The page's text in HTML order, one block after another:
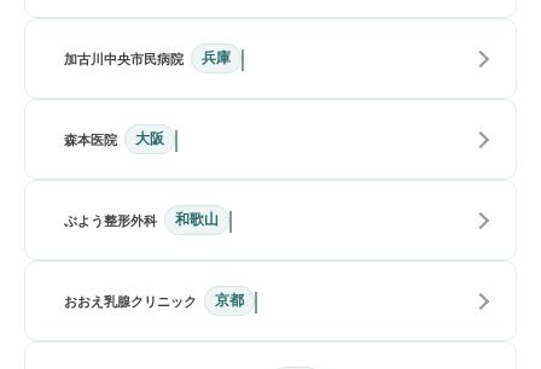
加古川中央市民病院 兵庫
森本医院 大阪
ぶよう整形外科 和歌山
おおえ乳腺クリニック 京都